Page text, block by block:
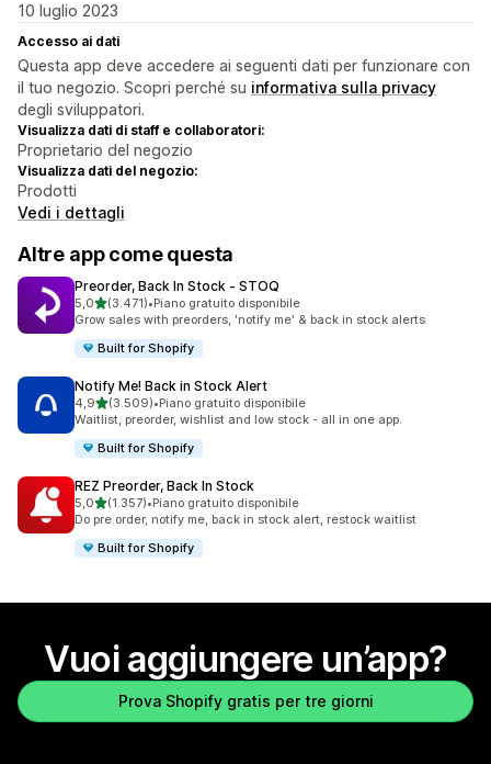
10 luglio 2023
Accesso ai dati
Questa app deve accedere ai seguenti dati per funzionare con
il tuo negozio. Scopri perché su informativa sulla privacy
degli sviluppatori.
Visualizza dati di staff e collaboratori:
Proprietario del negozio
Visualizza dati del negozio:
Prodotti
Vedi i dettagli
Altre app come questa
Preorder, Back In Stock ‑ STOQ
5,0stelle su 5
(3.471)
3471 recensioni totali
•Piano gratuito disponibile
Grow sales with preorders, 'notify me' & back in stock alerts
Built for Shopify
Notify Me! Back in Stock Alert
4,9stelle su 5
(3.509)
3509 recensioni totali
•Piano gratuito disponibile
Waitlist, preorder, wishlist and low stock - all in one app.
Built for Shopify
REZ Preorder, Back In Stock
5,0stelle su 5
(1.357)
1357 recensioni totali
•Piano gratuito disponibile
Do pre order, notify me, back in stock alert, restock waitlist
Built for Shopify
Vuoi aggiungere un’app?
Prova Shopify gratis per tre giorni